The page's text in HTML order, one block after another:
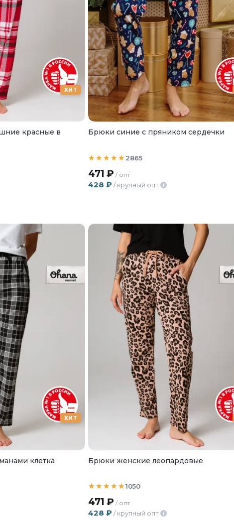
ХИТ
красные в
Брюки синие с пряником сердечки
2865
471 ₽ / опт
428 ₽ / крупный опт i
ХИТ
клетка
Брюки женские леопардовые
1050
471 ₽ / опт
428 ₽ / крупный опт i